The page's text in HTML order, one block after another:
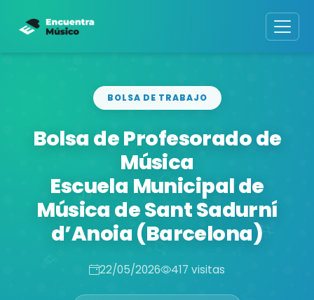
BOLSA DE TRABAJO
Bolsa de Profesorado de
Música
Escuela Municipal de
Música de Sant Sadurní
d’Anoia (Barcelona)
22/05/2026 417 visitas